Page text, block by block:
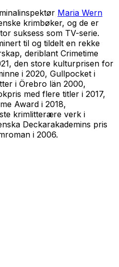
Maria Wern
krimbøker, og de er
suksess som TV-serie.
til og tildelt en rekke
deriblant Crimetime
den store kulturprisen for
i 2020, Gullpocket i
i Örebro län 2000,
med flere titler i 2017,
Award i 2018,
krimlitterære verk i
Deckarakademins pris
i 2006.